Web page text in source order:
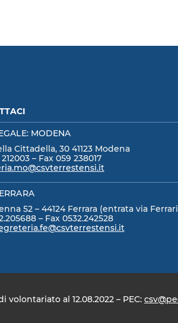
MODENA
Cittadella, 30 41123 Modena
– Fax 059 238017
52 – 44124 Ferrara (entrata via
– Fax 0532.242528
volontariato al 12.08.2022 – PEC: